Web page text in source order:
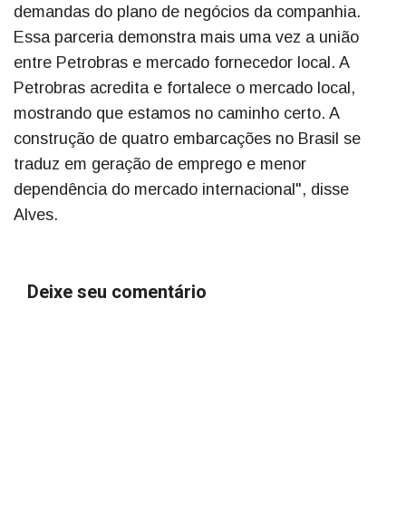
demandas do plano de negócios da companhia.
Essa parceria demonstra mais uma vez a união
entre Petrobras e mercado fornecedor local. A
Petrobras acredita e fortalece o mercado local,
mostrando que estamos no caminho certo. A
construção de quatro embarcações no Brasil se
traduz em geração de emprego e menor
dependência do mercado internacional", disse
Alves.
Deixe seu comentário